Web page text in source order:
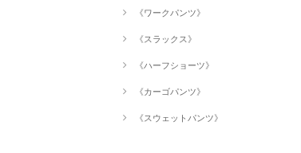
《ワークパンツ》
《スラックス》
《ハーフショーツ》
《カーゴパンツ》
《スウェットパンツ》